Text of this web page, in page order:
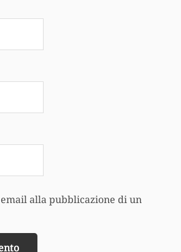
alla pubblicazione di un